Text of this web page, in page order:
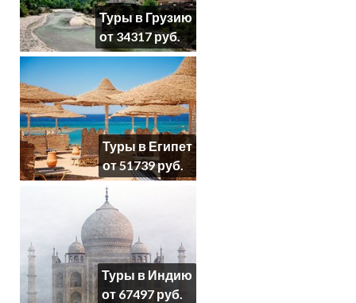
Туры в Грузию
от 34317 руб.
Туры в Египет
от 51739 руб.
Туры в Индию
от 67497 руб.